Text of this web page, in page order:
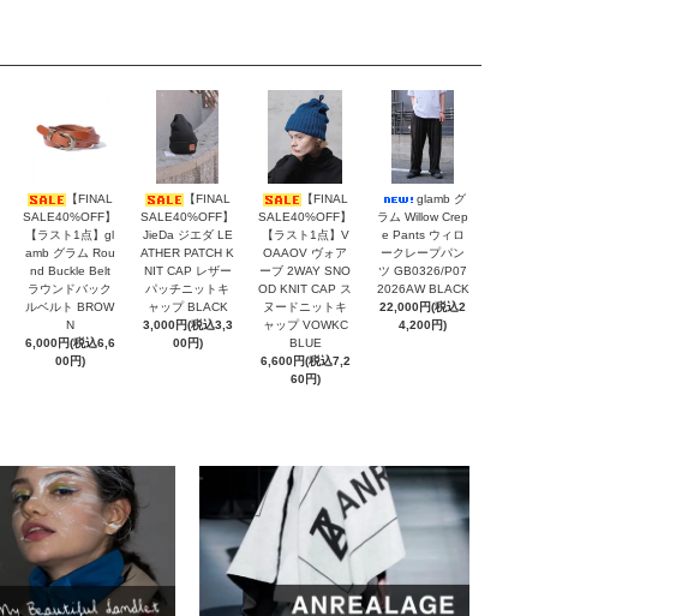
【FINAL
SALE40%OFF】
【ラスト1点】gl
amb グラム Rou
nd Buckle Belt
ラウンドバック
ルベルト BROW
N
6,000円(税込6,6
00円)
【FINAL
SALE40%OFF】
JieDa ジエダ LE
ATHER PATCH K
NIT CAP レザー
パッチニットキ
ャップ BLACK
3,000円(税込3,3
00円)
【FINAL
SALE40%OFF】
【ラスト1点】V
OAAOV ヴォア
ーブ 2WAY SNO
OD KNIT CAP ス
ヌードニットキ
ャップ VOWKC
BLUE
6,600円(税込7,2
60円)
glamb グ
ラム Willow Crep
e Pants ウィロ
ークレープパン
ツ GB0326/P07
2026AW BLACK
22,000円(税込2
4,200円)